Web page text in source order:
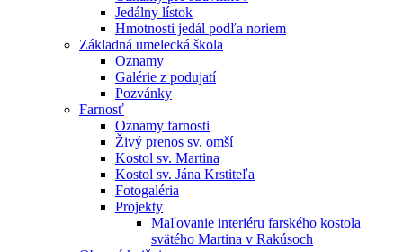
Jedálny lístok
Hmotnosti jedál podľa noriem
Základná umelecká škola
Oznamy
Galérie z podujatí
Pozvánky
Farnosť
Oznamy farnosti
Živý prenos sv. omší
Kostol sv. Martina
Kostol sv. Jána Krstiteľa
Fotogaléria
Projekty
Maľovanie interiéru farského kostola
svätého Martina v Rakúsoch